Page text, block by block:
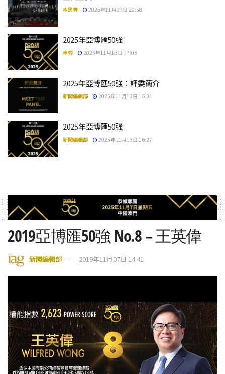
本思齊 2025年11月27日 22:58
2025年亞博匯50強
卓弈 2025年11月13日 17:03
2025年亞博匯50強：評委簡介
新聞編輯部 2025年11月13日 16:34
2025年亞博匯50強
新聞編輯部 2025年11月13日 16:27
2019亞博匯50強 No.8 – 王英偉
新聞編輯部 2019年11月07日 14:41